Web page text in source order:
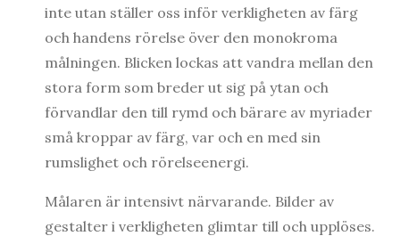
inte utan ställer oss inför verkligheten av färg
och handens rörelse över den monokroma
målningen. Blicken lockas att vandra mellan den
stora form som breder ut sig på ytan och
förvandlar den till rymd och bärare av myriader
små kroppar av färg, var och en med sin
rumslighet och rörelseenergi.
Målaren är intensivt närvarande. Bilder av
gestalter i verkligheten glimtar till och upplöses.